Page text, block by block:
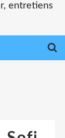
entretiens